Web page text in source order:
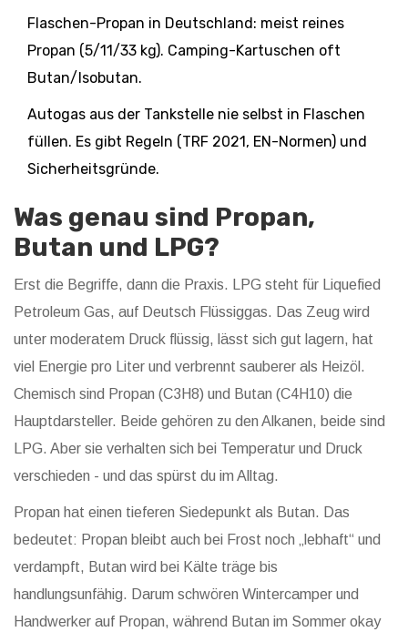
Flaschen-Propan in Deutschland: meist reines
Propan (5/11/33 kg). Camping-Kartuschen oft
Butan/Isobutan.
Autogas aus der Tankstelle nie selbst in Flaschen
füllen. Es gibt Regeln (TRF 2021, EN-Normen) und
Sicherheitsgründe.
Was genau sind Propan,
Butan und LPG?
Erst die Begriffe, dann die Praxis. LPG steht für Liquefied
Petroleum Gas, auf Deutsch Flüssiggas. Das Zeug wird
unter moderatem Druck flüssig, lässt sich gut lagern, hat
viel Energie pro Liter und verbrennt sauberer als Heizöl.
Chemisch sind Propan (C3H8) und Butan (C4H10) die
Hauptdarsteller. Beide gehören zu den Alkanen, beide sind
LPG. Aber sie verhalten sich bei Temperatur und Druck
verschieden - und das spürst du im Alltag.
Propan hat einen tieferen Siedepunkt als Butan. Das
bedeutet: Propan bleibt auch bei Frost noch „lebhaft“ und
verdampft, Butan wird bei Kälte träge bis
handlungsunfähig. Darum schwören Wintercamper und
Handwerker auf Propan, während Butan im Sommer okay